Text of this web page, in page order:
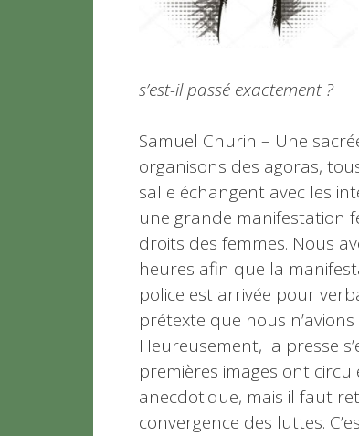
s’est-il passé exactement ?
Samuel Churin – Une
organisons des agoras,
salle échangent avec les
une grande manifestation
droits des femmes. Nous
heures afin que la
police est arrivée pour
prétexte que nous
Heureusement, la presse
premières images ont
anecdotique, mais il faut
convergence des luttes.